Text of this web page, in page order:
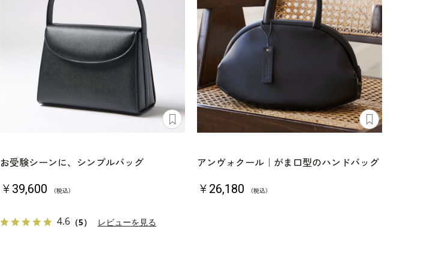
お受験シーンに、シンプルバッグ
￥39,600 （税込）
4.6（5） レビューを見る
アンヴォクール｜がま口型のハンドバッグ
￥26,180 （税込）